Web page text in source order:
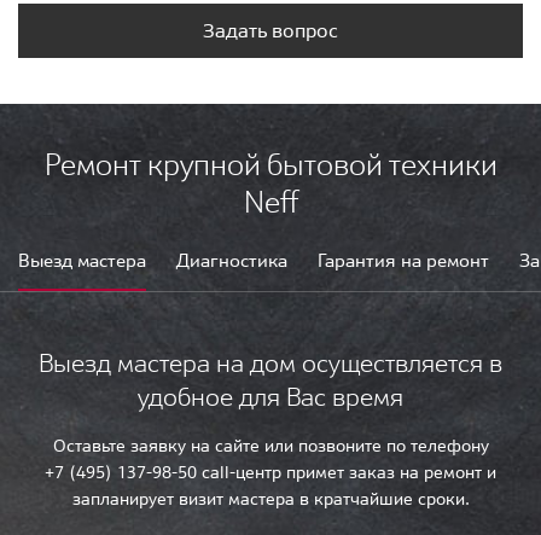
Задать вопрос
Ремонт крупной бытовой техники
Neff
Выезд мастера Диагностика Гарантия на ремонт
Выезд мастера на дом осуществляется в
удобное для Вас время
Оставьте заявку на сайте или позвоните по телефону
+7 (495) 137-98-50 call-центр примет заказ на ремонт и
запланирует визит мастера в кратчайшие сроки.